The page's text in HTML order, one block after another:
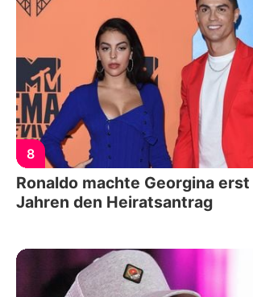
8
Ronaldo machte Georgina
Jahren den Heiratsantrag